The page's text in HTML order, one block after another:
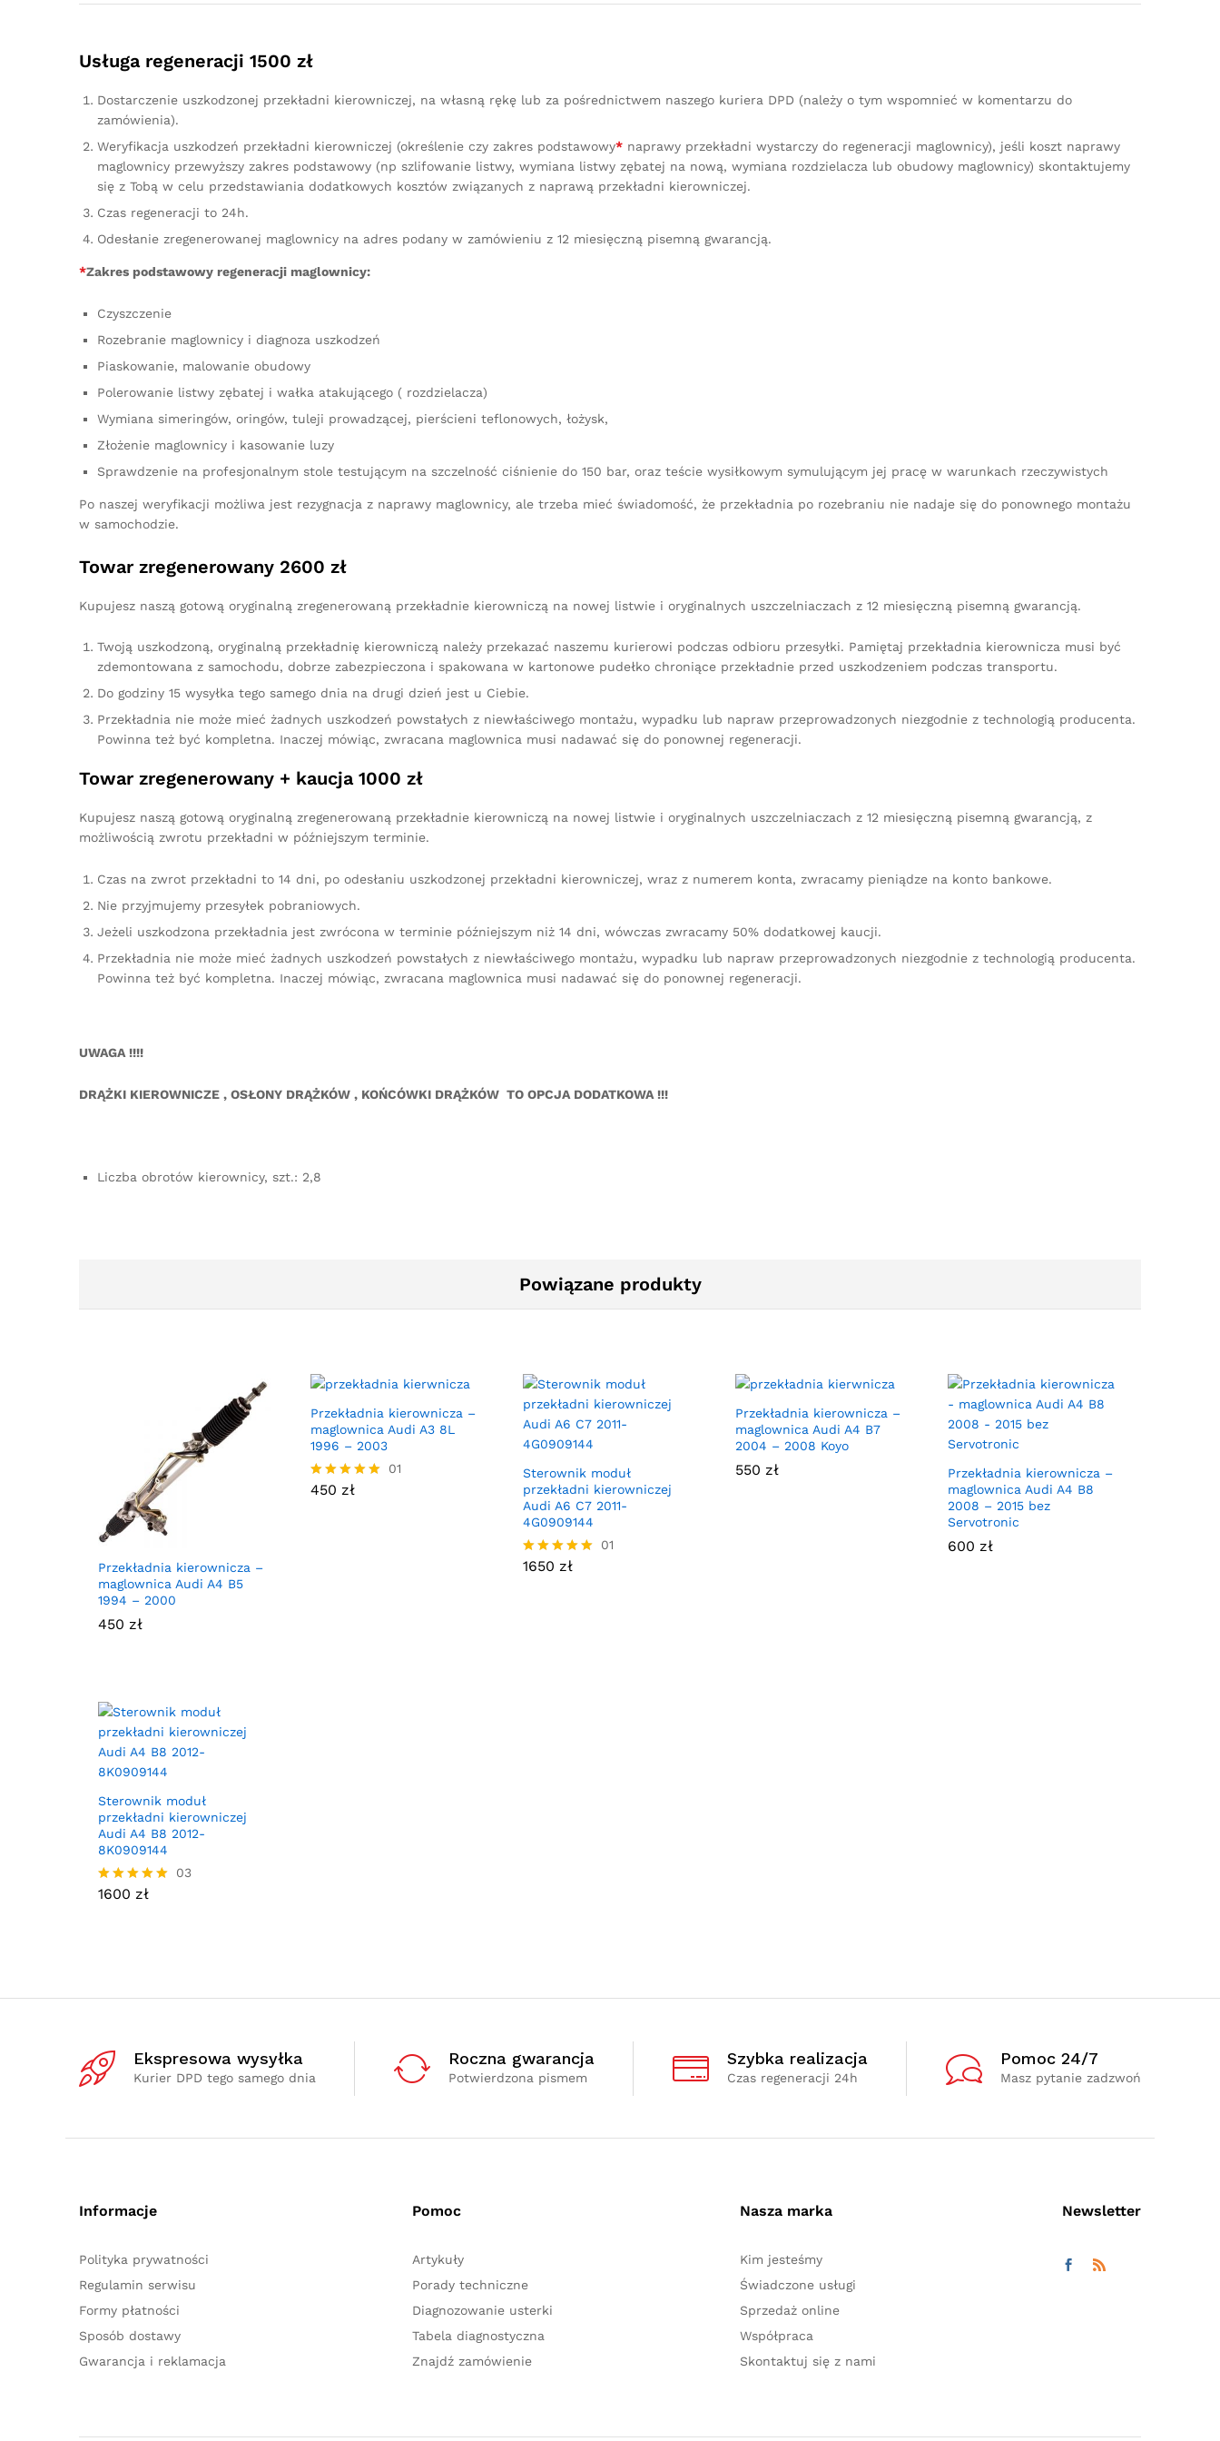
Usługa regeneracji 1500 zł
Dostarczenie uszkodzonej przekładni kierowniczej, na własną rękę lub za pośrednictwem naszego kuriera DPD (należy o tym wspomnieć w komentarzu do
zamówienia).
Weryfikacja uszkodzeń przekładni kierowniczej (określenie czy zakres podstawowy* naprawy przekładni wystarczy do regeneracji maglownicy), jeśli koszt naprawy
maglownicy przewyższy zakres podstawowy (np szlifowanie listwy, wymiana listwy zębatej na nową, wymiana rozdzielacza lub obudowy maglownicy) skontaktujemy
się z Tobą w celu przedstawiania dodatkowych kosztów związanych z naprawą przekładni kierowniczej.
Czas regeneracji to 24h.
Odesłanie zregenerowanej maglownicy na adres podany w zamówieniu z 12 miesięczną pisemną gwarancją.
*Zakres podstawowy regeneracji maglownicy:
Czyszczenie
Rozebranie maglownicy i diagnoza uszkodzeń
Piaskowanie, malowanie obudowy
Polerowanie listwy zębatej i wałka atakującego ( rozdzielacza)
Wymiana simeringów, oringów, tuleji prowadzącej, pierścieni teflonowych, łożysk,
Złożenie maglownicy i kasowanie luzy
Sprawdzenie na profesjonalnym stole testującym na szczelność ciśnienie do 150 bar, oraz teście wysiłkowym symulującym jej pracę w warunkach rzeczywistych
Po naszej weryfikacji możliwa jest rezygnacja z naprawy maglownicy, ale trzeba mieć świadomość, że przekładnia po rozebraniu nie nadaje się do ponownego montażu
w samochodzie.
Towar zregenerowany 2600 zł
Kupujesz naszą gotową oryginalną zregenerowaną przekładnie kierowniczą na nowej listwie i oryginalnych uszczelniaczach z 12 miesięczną pisemną gwarancją.
Twoją uszkodzoną, oryginalną przekładnię kierowniczą należy przekazać naszemu kurierowi podczas odbioru przesyłki. Pamiętaj przekładnia kierownicza musi być
zdemontowana z samochodu, dobrze zabezpieczona i spakowana w kartonowe pudełko chroniące przekładnie przed uszkodzeniem podczas transportu.
Do godziny 15 wysyłka tego samego dnia na drugi dzień jest u Ciebie.
Przekładnia nie może mieć żadnych uszkodzeń powstałych z niewłaściwego montażu, wypadku lub napraw przeprowadzonych niezgodnie z technologią producenta.
Powinna też być kompletna. Inaczej mówiąc, zwracana maglownica musi nadawać się do ponownej regeneracji.
Towar zregenerowany + kaucja 1000 zł
Kupujesz naszą gotową oryginalną zregenerowaną przekładnie kierowniczą na nowej listwie i oryginalnych uszczelniaczach z 12 miesięczną pisemną gwarancją, z
możliwością zwrotu przekładni w późniejszym terminie.
Czas na zwrot przekładni to 14 dni, po odesłaniu uszkodzonej przekładni kierowniczej, wraz z numerem konta, zwracamy pieniądze na konto bankowe.
Nie przyjmujemy przesyłek pobraniowych.
Jeżeli uszkodzona przekładnia jest zwrócona w terminie późniejszym niż 14 dni, wówczas zwracamy 50% dodatkowej kaucji.
Przekładnia nie może mieć żadnych uszkodzeń powstałych z niewłaściwego montażu, wypadku lub napraw przeprowadzonych niezgodnie z technologią producenta.
Powinna też być kompletna. Inaczej mówiąc, zwracana maglownica musi nadawać się do ponownej regeneracji.
UWAGA !!!!
DRĄŻKI KIEROWNICZE , OSŁONY DRĄŻKÓW , KOŃCÓWKI DRĄŻKÓW TO OPCJA DODATKOWA !!!
Liczba obrotów kierownicy, szt.: 2,8
Powiązane produkty
Przekładnia kierownicza –
maglownica Audi A4 B5
1994 – 2000
450 zł
Przekładnia kierownicza –
maglownica Audi A3 8L
1996 – 2003
Oceniono
01
450 zł
Sterownik moduł
przekładni kierowniczej
Audi A6 C7 2011-
4G0909144
Oceniono
01
1650 zł
Przekładnia kierownicza –
maglownica Audi A4 B7
2004 – 2008 Koyo
550 zł
Przekładnia kierownicza –
maglownica Audi A4 B8
2008 – 2015 bez
Servotronic
600 zł
Sterownik moduł
przekładni kierowniczej
Audi A4 B8 2012-
8K0909144
Oceniono
03
1600 zł
Ekspresowa wysyłka
Kurier DPD tego samego dnia
Roczna gwarancja
Potwierdzona pismem
Szybka realizacja
Czas regeneracji 24h
Pomoc 24/7
Masz pytanie zadzwoń
Informacje
Polityka prywatności
Regulamin serwisu
Formy płatności
Sposób dostawy
Gwarancja i reklamacja
Pomoc
Artykuły
Porady techniczne
Diagnozowanie usterki
Tabela diagnostyczna
Znajdź zamówienie
Nasza marka
Kim jesteśmy
Świadczone usługi
Sprzedaż online
Współpraca
Skontaktuj się z nami
Newsletter